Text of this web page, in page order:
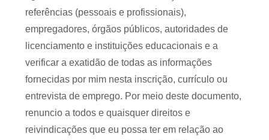
referências (pessoais e profissionais),
empregadores, órgãos públicos, autoridades de
licenciamento e instituições educacionais e a
verificar a exatidão de todas as informações
fornecidas por mim nesta inscrição, currículo ou
entrevista de emprego. Por meio deste documento,
renuncio a todos e quaisquer direitos e
reivindicações que eu possa ter em relação ao